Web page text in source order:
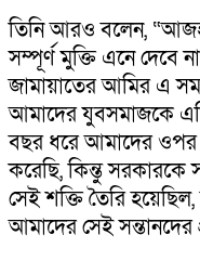
তিনি আরও বলেন,
সম্পূর্ণ মুক্তি এনে দেবে
জামায়াতের আমির এ
আমাদের যুবসমাজকে
বছর ধরে আমাদের
করেছি, কিন্তু সরকারকে
সেই শক্তি তৈরি
আমাদের সেই সন্তানদের